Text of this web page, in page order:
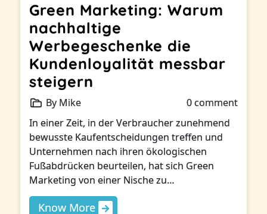
Green Marketing: Warum
nachhaltige
Werbegeschenke die
Kundenloyalität messbar
steigern
By Mike
0 comment
In einer Zeit, in der Verbraucher zunehmend
bewusste Kaufentscheidungen treffen und
Unternehmen nach ihren ökologischen
Fußabdrücken beurteilen, hat sich Green
Marketing von einer Nische zu…
Know More